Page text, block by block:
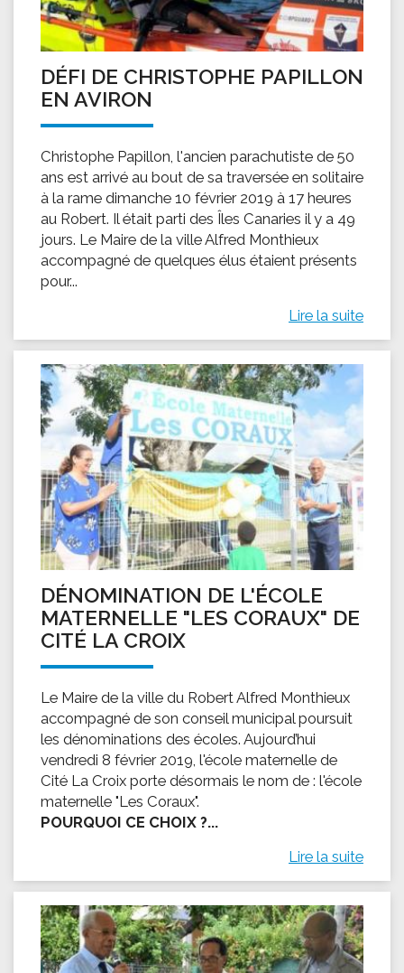
DÉFI DE CHRISTOPHE PAPILLON
EN AVIRON
Christophe Papillon, l'ancien parachutiste de 50
ans est arrivé au bout de sa traversée en solitaire
à la rame dimanche 10 février 2019 à 17 heures
au Robert. Il était parti des Îles Canaries il y a 49
jours. Le Maire de la ville Alfred Monthieux
accompagné de quelques élus étaient présents
pour...
Lire la suite
DÉNOMINATION DE L'ÉCOLE
MATERNELLE "LES CORAUX" DE
CITÉ LA CROIX
Le Maire de la ville du Robert Alfred Monthieux
accompagné de son conseil municipal poursuit
les dénominations des écoles. Aujourd’hui
vendredi 8 février 2019, l'école maternelle de
Cité La Croix porte désormais le nom de : l'école
maternelle "Les Coraux".
POURQUOI CE CHOIX ?...
Lire la suite